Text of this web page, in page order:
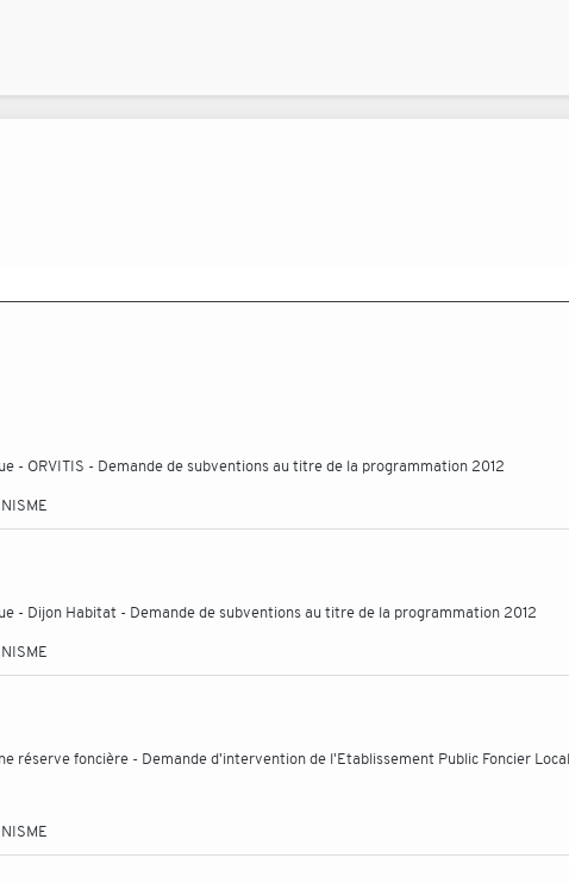
- ORVITIS - Demande de subventions au titre de la programmation 2012
- Dijon Habitat - Demande de subventions au titre de la programmation 2012
réserve foncière - Demande d'intervention de l'Etablissement Public Foncier